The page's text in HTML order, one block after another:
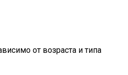
от возраста и типа